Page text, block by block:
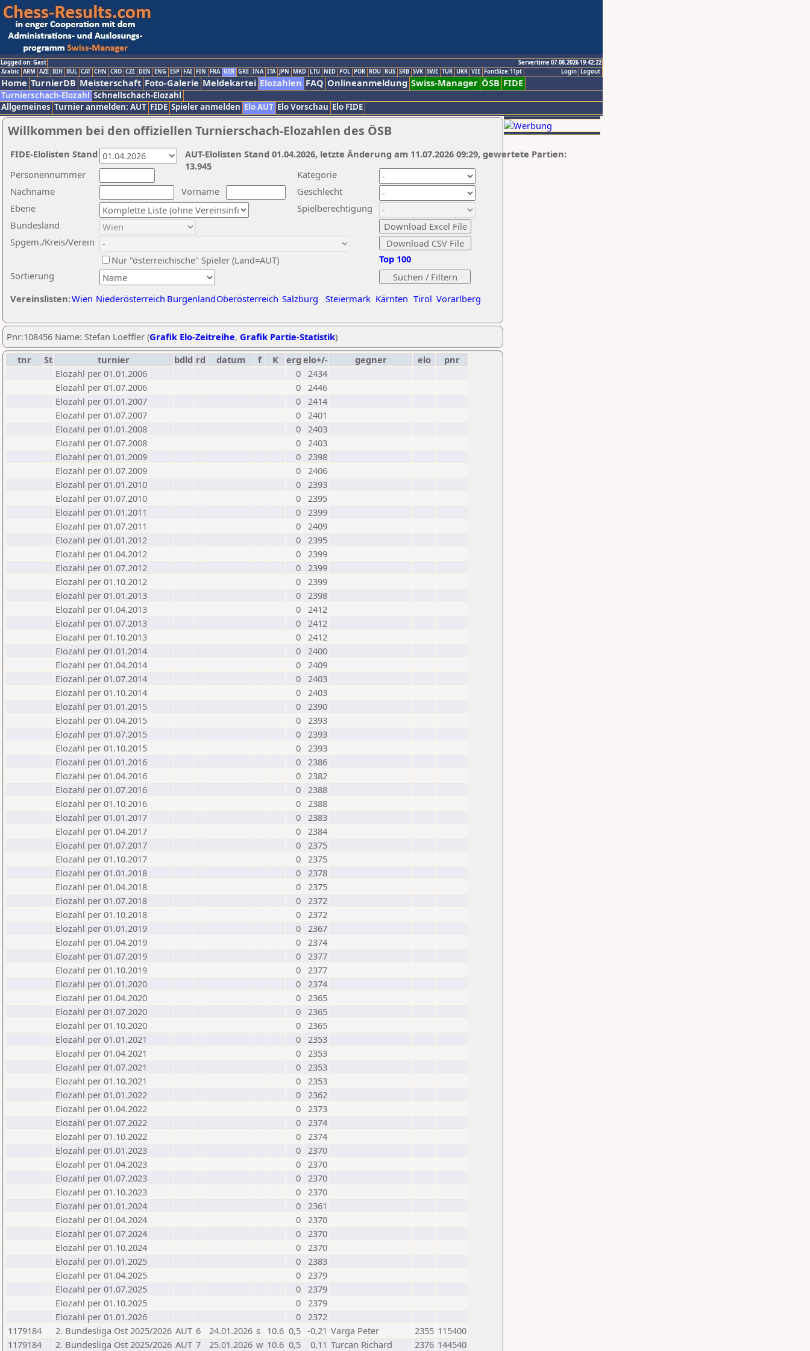
Logged on: Gast
Servertime 07.08.2026 19:42:22
Logout
Login
Arabic ARM AZE BIH BUL CAT CHN CRO CZE DEN ENG ESP FAI FIN FRA GER GRE INA ITA JPN MKD LTU NED POL POR ROU RUS SRB SVK SWE TUR UKR VIE FontSize:11pt
Home TurnierDB Meisterschaft Foto-Galerie Meldekartei Elozahlen FAQ Onlineanmeldung Swiss-Manager ÖSB FIDE
Turnierschach-Elozahl Schnellschach-Elozahl
Allgemeines Turnier anmelden: AUT FIDE Spieler anmelden Elo AUT Elo Vorschau Elo FIDE
Willkommen bei den offiziellen Turnierschach-Elozahlen des ÖSB
Nachname
Vorname
Ebene
Kategorie
Sortierung
Personennummer
Bundesland
Spgem./Kreis/Verein
Geschlecht
Nur "österreichische" Spieler (Land=AUT)
Spielberechtigung
Vereinslisten:Wien Niederösterreich BurgenlandOberösterreich Salzburg Steiermark Kärnten Tirol Vorarlberg
Top 100
AUT-Elolisten Stand 01.04.2026, letzte Änderung am 11.07.2026 09:29, gewertete Partien:
13.945
FIDE-Elolisten Stand
Pnr:108456 Name: Stefan Loeffler (Grafik Elo-Zeitreihe, Grafik Partie-Statistik)
tnr
St turnier bdld rd datum f K erg elo+/- gegner elo
pnr
Elozahl per 01.01.2006
0 2434
Elozahl per 01.07.2006
0 2446
Elozahl per 01.01.2007
0 2414
Elozahl per 01.07.2007
0 2401
Elozahl per 01.01.2008
0 2403
Elozahl per 01.07.2008
0 2403
Elozahl per 01.01.2009
0 2398
Elozahl per 01.07.2009
0 2406
Elozahl per 01.01.2010
0 2393
Elozahl per 01.07.2010
0 2395
Elozahl per 01.01.2011
0 2399
Elozahl per 01.07.2011
0 2409
Elozahl per 01.01.2012
0 2395
Elozahl per 01.04.2012
0 2399
Elozahl per 01.07.2012
0 2399
Elozahl per 01.10.2012
0 2399
Elozahl per 01.01.2013
0 2398
Elozahl per 01.04.2013
0 2412
Elozahl per 01.07.2013
0 2412
Elozahl per 01.10.2013
0 2412
Elozahl per 01.01.2014
0 2400
Elozahl per 01.04.2014
0 2409
Elozahl per 01.07.2014
0 2403
Elozahl per 01.10.2014
0 2403
Elozahl per 01.01.2015
0 2390
Elozahl per 01.04.2015
0 2393
Elozahl per 01.07.2015
0 2393
Elozahl per 01.10.2015
0 2393
Elozahl per 01.01.2016
0 2386
Elozahl per 01.04.2016
0 2382
Elozahl per 01.07.2016
0 2388
Elozahl per 01.10.2016
0 2388
Elozahl per 01.01.2017
0 2383
Elozahl per 01.04.2017
0 2384
Elozahl per 01.07.2017
0 2375
Elozahl per 01.10.2017
0 2375
Elozahl per 01.01.2018
0 2378
Elozahl per 01.04.2018
0 2375
Elozahl per 01.07.2018
0 2372
Elozahl per 01.10.2018
0 2372
Elozahl per 01.01.2019
0 2367
Elozahl per 01.04.2019
0 2374
Elozahl per 01.07.2019
0 2377
Elozahl per 01.10.2019
0 2377
Elozahl per 01.01.2020
0 2374
Elozahl per 01.04.2020
0 2365
Elozahl per 01.07.2020
0 2365
Elozahl per 01.10.2020
0 2365
Elozahl per 01.01.2021
0 2353
Elozahl per 01.04.2021
0 2353
Elozahl per 01.07.2021
0 2353
Elozahl per 01.10.2021
0 2353
Elozahl per 01.01.2022
0 2362
Elozahl per 01.04.2022
0 2373
Elozahl per 01.07.2022
0 2374
Elozahl per 01.10.2022
0 2374
Elozahl per 01.01.2023
0 2370
Elozahl per 01.04.2023
0 2370
Elozahl per 01.07.2023
0 2370
Elozahl per 01.10.2023
0 2370
Elozahl per 01.01.2024
0 2361
Elozahl per 01.04.2024
0 2370
Elozahl per 01.07.2024
0 2370
Elozahl per 01.10.2024
0 2370
Elozahl per 01.01.2025
0 2383
Elozahl per 01.04.2025
0 2379
Elozahl per 01.07.2025
0 2379
Elozahl per 01.10.2025
0 2379
Elozahl per 01.01.2026
0 2372
1179184
2. Bundesliga Ost 2025/2026 AUT 6 24.01.2026 s 10.6 0,5 -0,21 Varga Peter 2355 115400
1179184
2. Bundesliga Ost 2025/2026 AUT 7 25.01.2026 w 10.6 0,5 0,11 Turcan Richard 2376 144540